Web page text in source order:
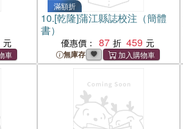
滿額折
10.[乾隆]蒲江縣誌校注（簡體
書）
優惠價： 87 459
無庫存